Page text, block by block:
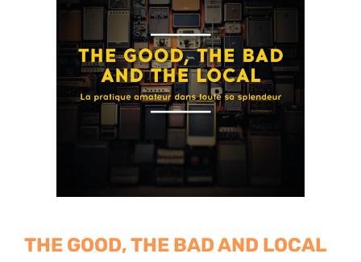
THE GOOD, THE BAD AND LOCAL